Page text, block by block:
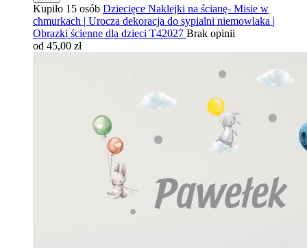
Kupiło 15 osób Dziecięce Naklejki na ścianę- Misie w
chmurkach | Urocza dekoracja do sypialni niemowlaka |
Obrazki ścienne dla dzieci T42027 Brak opinii
od 45,00 zł